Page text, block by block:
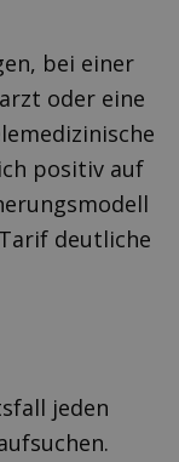
bei einer
oder eine
positiv auf
deutliche
jeden